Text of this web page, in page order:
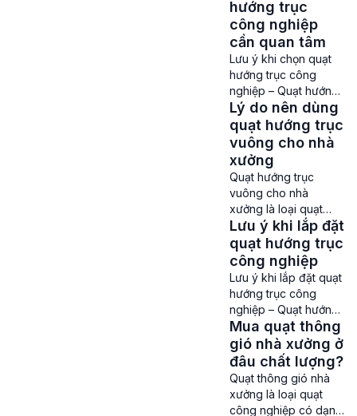
2026 Quạt hướng trục
hút khói PCCC […]
biến trong các nhà
xưởng, kho bãi, tòa
nhà cao tầng và khu
công nghiệp. Quạt
hướng trục gắn mái là
gì? Quạt hướng trục
gắn mái (quạt hướng
trục hút mái) là loại
quạt […]
hướng trục
công nghiệp
cần quan tâm
Lưu ý khi chọn quạt
hướng trục công
nghiệp – Quạt hướng
trục công nghiệp là
thiết bị quan trọng
trong các hệ thống
thông gió, làm mát và
xử lý không khí của
nhà xưởng, tầng hầm
và các không gian có
diện tích lớn. Những
lưu ý khi chọn quạt
hướng trục công […]
Lý do nên dùng
quạt hướng trục
vuông cho nhà
xưởng
Quạt hướng trục
vuông cho nhà
xưởng là loại quạt
hướng trục công
nghiệp có thiết kế
dạng vuông với chiều
hút và chiều đẩy
song song để đem tới
lưu lượng gió lớn.
Dòng quạt này hiện
đang được dùng ở
những nơi có diện
tích lớn tập trung
nhiều máy món, người
lao […]
Lưu ý khi lắp đặt
quạt hướng trục
công nghiệp
Lưu ý khi lắp đặt quạt
hướng trục công
nghiệp – Quạt hướng
trục công nghiệp là
dòng quạt được sử
dụng khá phổ biến
trong các khu công
nghiệp để thông gió,
làm mát nhà xưởng để
Mua quạt thông
gió nhà xưởng ở
đâu chất lượng?
Quạt thông gió nhà
xưởng là loại quạt
công nghiệp có dạng